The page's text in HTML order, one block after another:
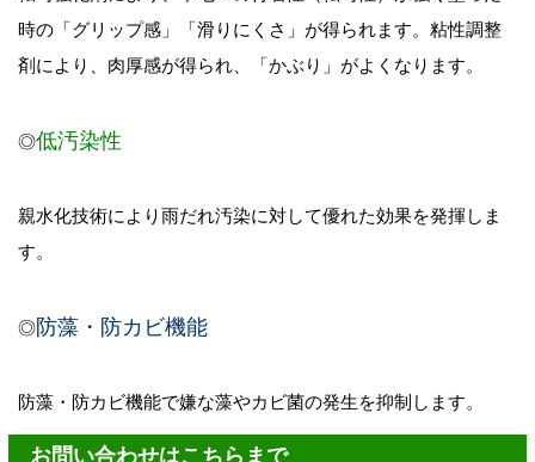
時の「グリップ感」「滑りにくさ」が得られます。粘性調整
剤により、肉厚感が得られ、「かぶり」がよくなります。
◎低汚染性
親水化技術により雨だれ汚染に対して優れた効果を発揮しま
す。
◎防藻・防カビ機能
防藻・防カビ機能で嫌な藻やカビ菌の発生を抑制します。
お問い合わせはこちらまで